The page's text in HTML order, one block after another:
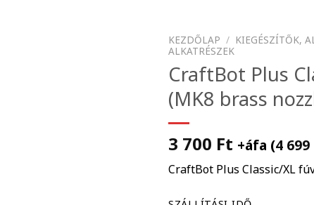
KEZDŐLAP / KIEGÉSZÍTŐK,
ALKATRÉSZEK
CraftBot Plus
(MK8 brass
3 700 Ft +áfa (4 699
CraftBot Plus Classic/XL